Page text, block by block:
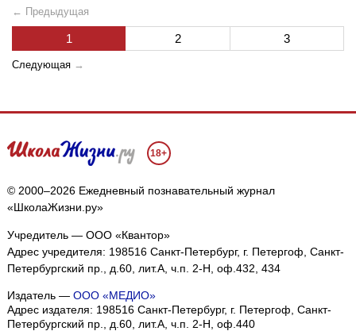
← Предыдущая
1 2 3
Следующая →
18+
© 2000–2026 Ежедневный познавательный журнал
«ШколаЖизни.ру»
Учредитель — ООО «Квантор»
Адрес учредителя: 198516 Санкт-Петербург, г. Петергоф, Санкт-
Петербургский пр., д.60, лит.А, ч.п. 2-Н, оф.432, 434
Издатель — ООО «МЕДИО»
Адрес издателя: 198516 Санкт-Петербург, г. Петергоф, Санкт-
Петербургский пр., д.60, лит.А, ч.п. 2-Н, оф.440